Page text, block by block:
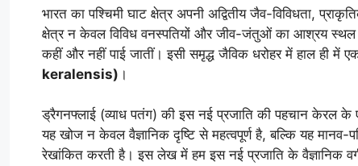
भारत का पश्चिमी घाट क्षेत्र अपनी अद्वितीय जैव-विविधता,
क्षेत्र न केवल विविध वनस्पतियों और जीव-जंतुओं का आश्रय स्थल
कहीं और नहीं पाई जातीं। इसी समृद्ध जैविक धरोहर में हाल ही में
keralensis) ।
ड्रैगनफ्लाई (व्याध पतंग) की इस नई प्रजाति की पहचान केरल के
यह खोज न केवल वैज्ञानिक दृष्टि से महत्वपूर्ण है, बल्कि यह मानव-
रेखांकित करती है। इस लेख में हम इस नई प्रजाति के वैज्ञानिक